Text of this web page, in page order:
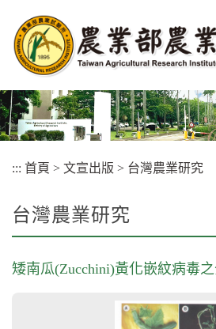
容
區
塊
::: 首頁 > 文宣出版 > 台灣農業研究
台灣農業研究
矮南瓜(Zucchini)黃化嵌紋病毒